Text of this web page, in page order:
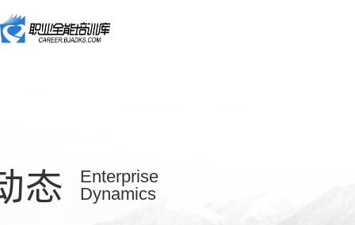
态
Enterprise
Dynamics